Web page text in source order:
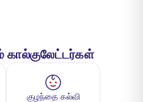
கால்குலேட்டர்கள்
குழந்தை கல்வி